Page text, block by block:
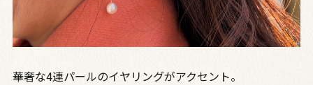
華奢な4連パールのイヤリングがアクセント。